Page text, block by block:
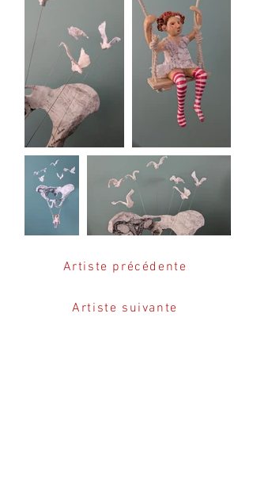
Artiste précédente
Artiste suivante